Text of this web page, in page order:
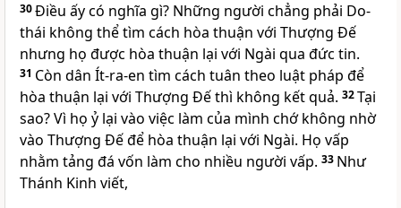
30Điều ấy có nghĩa gì? Những người chẳng phải Do-
thái không thể tìm cách hòa thuận với Thượng Đế
nhưng họ được hòa thuận lại với Ngài qua đức tin.
31 Còn dân Ít-ra-en tìm cách tuân theo luật pháp để
hòa thuận lại với Thượng Đế thì không kết quả. 32Tại
sao? Vì họ ỷ lại vào việc làm của mình chớ không nhờ
vào Thượng Đế để hòa thuận lại với Ngài. Họ vấp
nhằm tảng đá vốn làm cho nhiều người vấp. 33 Như
Thánh Kinh viết,